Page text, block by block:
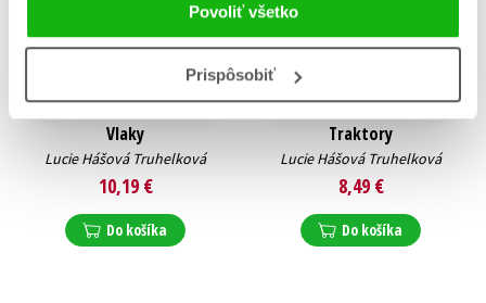
Povoliť všetko
Prispôsobiť
Vlaky
Lucie Hášová Truhelková
10,19 €
Do košíka
Traktory
Lucie Hášová Truhelková
8,49 €
Do košíka